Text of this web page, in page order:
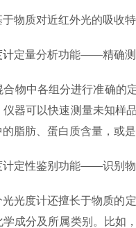
质对近红外光的吸收特
计定量分析功能——精确
中各组分进行准确的定
器可以快速测量未知样
脂肪、蛋白质含量，或
定性鉴别功能——识别物
度计还擅长于物质的定
成分及所属类别。比如